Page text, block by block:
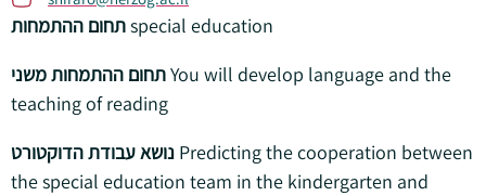
special education
You will develop language and the
teaching of reading
Predicting the cooperation between
the special education team in the kindergarten and